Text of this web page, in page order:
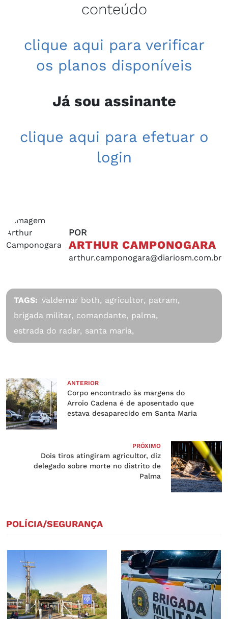
conteúdo
clique aqui para verificar
os planos disponíveis
Já sou assinante
clique aqui para efetuar o
login
POR
ARTHUR CAMPONOGARA
arthur.camponogara@diariosm.com.br
TAGS: valdemar both, agricultor, patram,
brigada militar, comandante, palma,
estrada do radar, santa maria,
ANTERIOR
Corpo encontrado às margens do
Arroio Cadena é de aposentado que
estava desaparecido em Santa Maria
PRÓXIMO
Dois tiros atingiram agricultor, diz
delegado sobre morte no distrito de
Palma
POLÍCIA/SEGURANÇA